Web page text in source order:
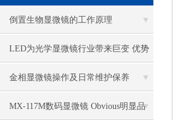
倒置生物显微镜的工作原理
LED为光学显微镜行业带来巨变 优势
比传统卤素更明显
金相显微镜操作及日常维护保养
MX-117M数码显微镜 Obvious明显品